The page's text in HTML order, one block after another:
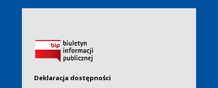
Deklaracja dostępności